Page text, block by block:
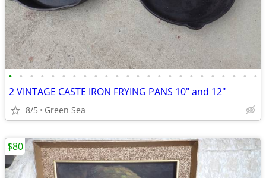
• • • • • • • • • • • • • • • • • • • • • • • •
2 VINTAGE CASTE IRON FRYING PANS 10" and 12"
8/5 Green Sea
$80